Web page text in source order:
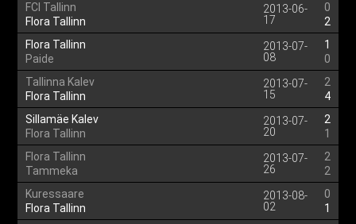
FCI Tallinn
Flora Tallinn
2013-06-
17
0
2
Flora Tallinn
Paide
2013-07-
08
1
0
Tallinna Kalev
Flora Tallinn
2013-07-
15
2
4
Sillamäe Kalev
Flora Tallinn
2013-07-
20
2
1
Flora Tallinn
Tammeka
2013-07-
26
2
2
Kuressaare
Flora Tallinn
2013-08-
02
0
1